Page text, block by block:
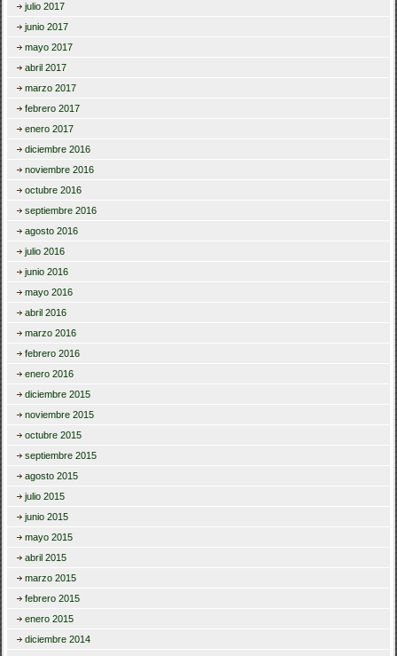
julio 2017
junio 2017
mayo 2017
abril 2017
marzo 2017
febrero 2017
enero 2017
diciembre 2016
noviembre 2016
octubre 2016
septiembre 2016
agosto 2016
julio 2016
junio 2016
mayo 2016
abril 2016
marzo 2016
febrero 2016
enero 2016
diciembre 2015
noviembre 2015
octubre 2015
septiembre 2015
agosto 2015
julio 2015
junio 2015
mayo 2015
abril 2015
marzo 2015
febrero 2015
enero 2015
diciembre 2014